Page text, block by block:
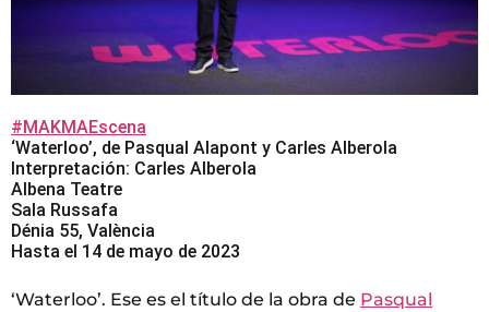
#MAKMAEscena
‘Waterloo’, de Pasqual Alapont y Carles Alberola
Interpretación: Carles Alberola
Albena Teatre
Sala Russafa
Dénia 55, València
Hasta el 14 de mayo de 2023
‘Waterloo’. Ese es el título de la obra de Pasqual